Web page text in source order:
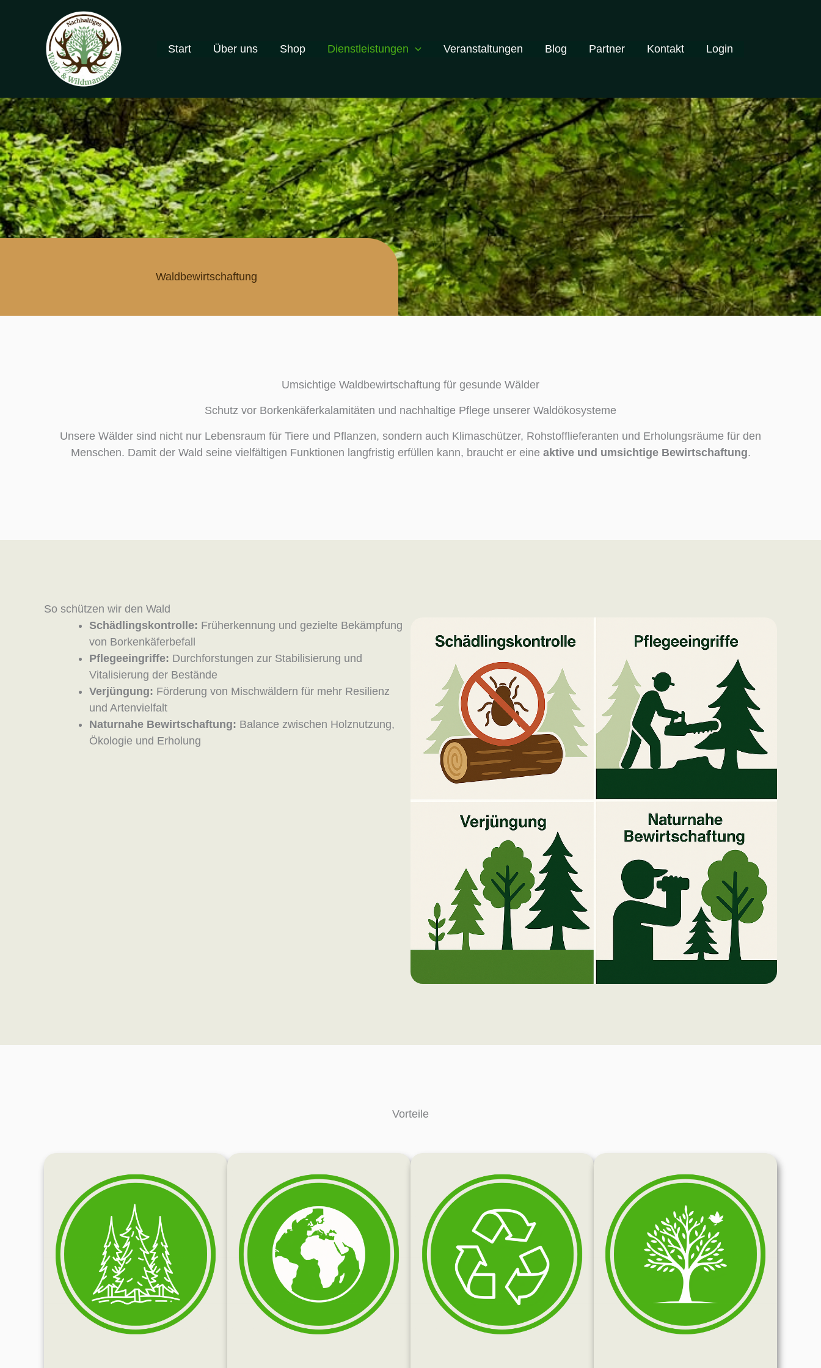
Start Über uns Shop Dienstleistungen Veranstaltungen Blog Partner Kontakt Login
Waldbewirtschaftung
Umsichtige Waldbewirtschaftung für gesunde Wälder
Schutz vor Borkenkäferkalamitäten und nachhaltige Pflege unserer Waldökosysteme
Unsere Wälder sind nicht nur Lebensraum für Tiere und Pflanzen, sondern auch Klimaschützer, Rohstofflieferanten und Erholungsräume für den
Menschen. Damit der Wald seine vielfältigen Funktionen langfristig erfüllen kann, braucht er eine aktive und umsichtige Bewirtschaftung.
So schützen wir den Wald
Schädlingskontrolle: Früherkennung und gezielte Bekämpfung
von Borkenkäferbefall
Pflegeeingriffe: Durchforstungen zur Stabilisierung und
Vitalisierung der Bestände
Verjüngung: Förderung von Mischwäldern für mehr Resilienz
und Artenvielfalt
Naturnahe Bewirtschaftung: Balance zwischen Holznutzung,
Ökologie und Erholung
Vorteile